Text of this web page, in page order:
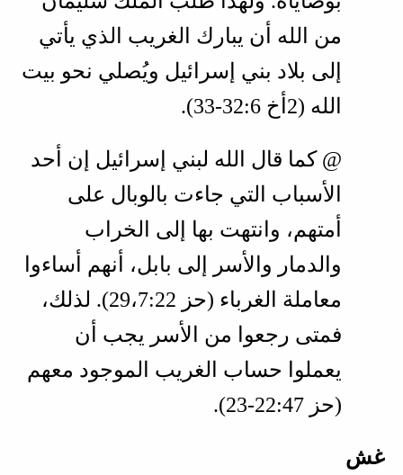
من الله أن يبارك الغريب الذي يأتي
إلى بلاد بني إسرائيل ويُصلي نحو بيت
الله (2أخ 6‏:32‏-33 ).
@ كما قال الله لبني إسرائيل إن أحد
الأسباب التي جاءت بالوبال على
أمتهم، وانتهت بها إلى الخراب
والدمار والأسر إلى بابل، أنهم أساءوا
معاملة الغرباء (حز 22‏:7‏،29
). لذلك،
فمتى رجعوا من الأسر يجب أن
يعملوا حساب الغريب الموجود معهم
(حز 47‏:22‏-23 ).
غش